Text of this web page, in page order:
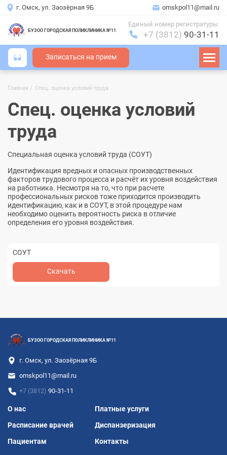
г. Омск, ул. Заозёрная 9Б omskpol11@mail.ru
БУЗОО ГОРОДСКАЯ ПОЛИКЛИНИКА №11
Единый номер регистратуры
+7 (3812) 90-31-11
Записаться на прием
Строка
навигации
Главная Спец. оценка условий труда
Спец. оценка условий
труда
Специальная оценка условий труда (СОУТ)
Идентификация вредных и опасных производственных
факторов трудового процесса и расчёт их уровня воздействия
на работника. Несмотря на то, что при расчете
профессиональных рисков тоже приходится производить
идентификацию, как и в СОУТ, в этой процедуре нам
необходимо оценить вероятность риска в отличие
определения его уровня воздействия.
СОУТ
Cкачать
БУЗОО ГОРОДСКАЯ ПОЛИКЛИНИКА №11
г. Омск, ул. Заозёрная 9Б
omskpol11@mail.ru
+7 (3812) 90-31-11
Подвал
О нас
Расписание врачей
Пациентам
Платные услуги
Диспанзеризация
Контакты